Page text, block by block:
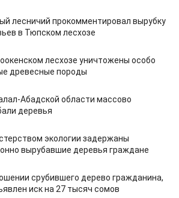
лесничий прокомментировал вырубку
в Тюпском лесхозе
лесхозе уничтожены особо
древесные породы
Абадской области массово
деревья
экологии задержаны
вырубавшие деревья граждане
срубившего дерево гражданина,
иск на 27 тыcяч сомов